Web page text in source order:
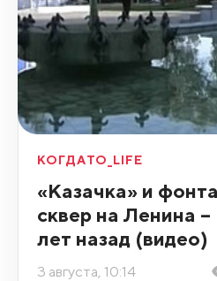
КОГДАТО_LIFE
«Казачка» и
сквер на Ленина
лет назад (видео)
3 августа, 10:14